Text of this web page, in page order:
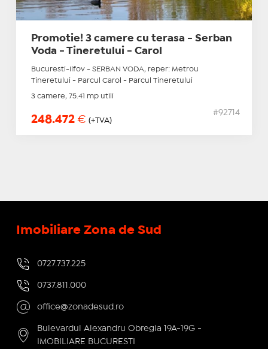
Promotie! 3 camere cu terasa - Serban
Voda - Tineretului - Carol
Bucuresti-Ilfov - SERBAN VODA, reper: Metrou
Tineretului - Parcul Carol - Parcul Tineretului
3 camere, 75.41 mp utili
248.472 € (+TVA)
#92714
Imobiliare Zona de Sud
0727.737.225
0737.811.000
office@zonadesud.ro
Bulevardul Alexandru Obregia 19A-19G -
IMOBILIARE BUCURESTI